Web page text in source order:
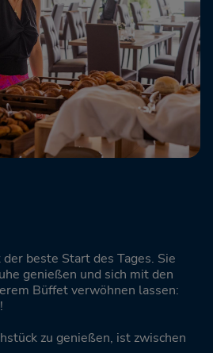
beste Start des Tages. Sie
genießen und sich mit den
Büffet verwöhnen lassen:
zu genießen, ist zwischen